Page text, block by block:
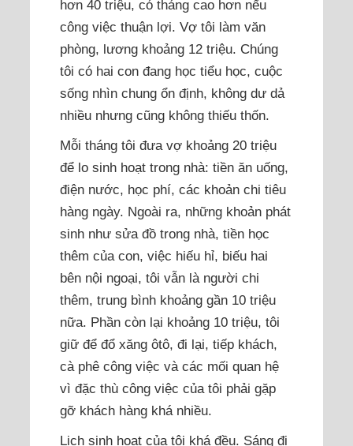
hơn 40 triệu, có tháng cao hơn nếu
công việc thuận lợi. Vợ tôi làm văn
phòng, lương khoảng 12 triệu. Chúng
tôi có hai con đang học tiểu học, cuộc
sống nhìn chung ổn định, không dư dả
nhiều nhưng cũng không thiếu thốn.
Mỗi tháng tôi đưa vợ khoảng 20 triệu
để lo sinh hoạt trong nhà: tiền ăn uống,
điện nước, học phí, các khoản chi tiêu
hàng ngày. Ngoài ra, những khoản phát
sinh như sửa đồ trong nhà, tiền học
thêm của con, việc hiếu hỉ, biếu hai
bên nội ngoại, tôi vẫn là người chi
thêm, trung bình khoảng gần 10 triệu
nữa. Phần còn lại khoảng 10 triệu, tôi
giữ để đổ xăng ôtô, đi lại, tiếp khách,
cà phê công việc và các mối quan hệ
vì đặc thù công việc của tôi phải gặp
gỡ khách hàng khá nhiều.
Lịch sinh hoạt của tôi khá đều. Sáng đi